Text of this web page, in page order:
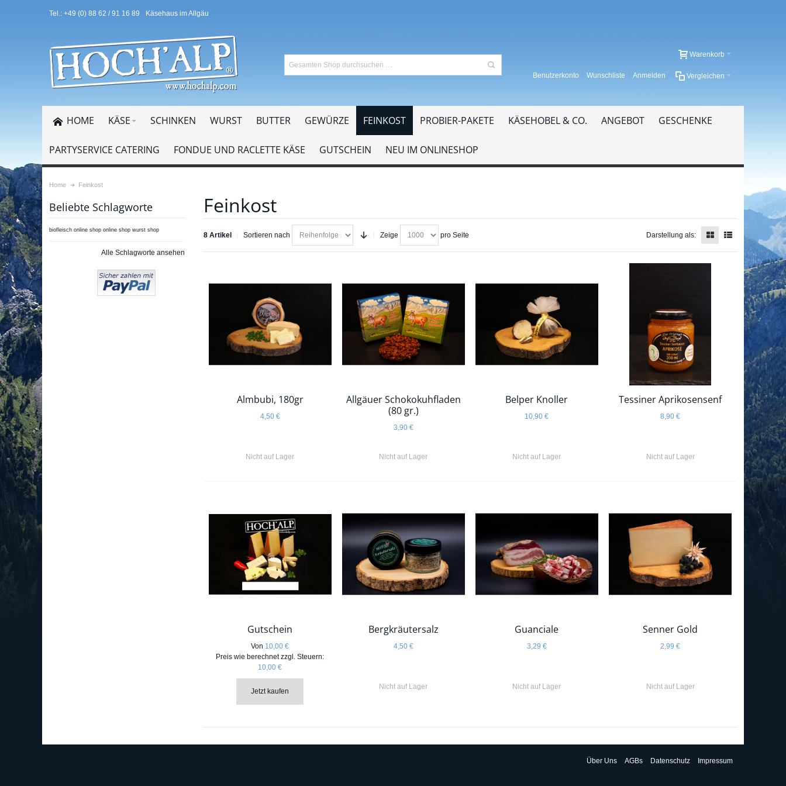
Tel.: +49 (0) 88 62 / 91 16 89 Käsehaus im Allgäu
Warenkorb
Vergleichen
Benutzerkonto Wunschliste Anmelden
HOME KÄSE SCHINKEN WURST BUTTER GEWÜRZE FEINKOST PROBIER-PAKETE KÄSEHOBEL & CO. ANGEBOT GESCHENKE
PARTYSERVICE CATERING FONDUE UND RACLETTE KÄSE GUTSCHEIN NEU IM ONLINESHOP
Home Feinkost
Feinkost
8 Artikel Sortieren nach Zeige pro Seite Darstellung als:
Almbubi, 180gr
4,50 €
Nicht auf Lager
Allgäuer Schokokuhfladen
(80 gr.)
3,90 €
Nicht auf Lager
Belper Knoller
10,90 €
Nicht auf Lager
Tessiner Aprikosensenf
8,90 €
Nicht auf Lager
Gutschein
Von 10,00 €
Preis wie berechnet zzgl. Steuern:
10,00 €
Jetzt kaufen
Bergkräutersalz
4,50 €
Nicht auf Lager
Guanciale
3,29 €
Nicht auf Lager
Senner Gold
2,99 €
Nicht auf Lager
Beliebte Schlagworte
biofleisch online shop online shop wurst shop
Alle Schlagworte ansehen
Über Uns AGBs Datenschutz Impressum